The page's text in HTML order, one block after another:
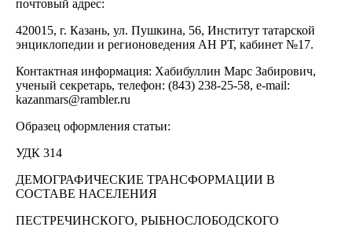
почтовый адрес:
420015, г. Казань, ул. Пушкина, 56, Институт татарской
энциклопедии и регионоведения АН РТ, кабинет №17.
Контактная информация: Хабибуллин Марс Забирович,
ученый секретарь, телефон: (843) 238-25-58, e-mail:
kazanmars@rambler.ru
Образец оформления статьи:
УДК 314
ДЕМОГРАФИЧЕСКИЕ ТРАНСФОРМАЦИИ В
СОСТАВЕ НАСЕЛЕНИЯ
ПЕСТРЕЧИНСКОГО, РЫБНО­СЛОБОДСКОГО